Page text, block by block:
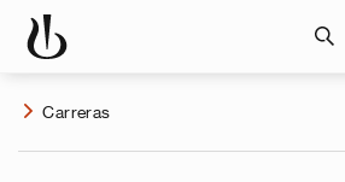
Carreras